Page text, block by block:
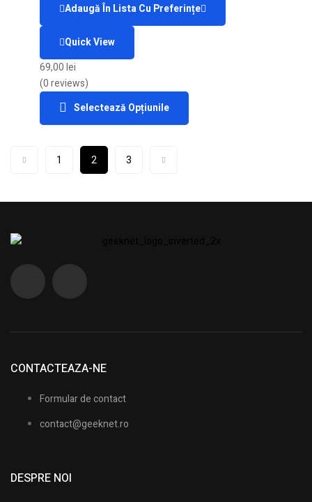
Adaugă În Lista Cu Preferințe
Quick View
69,00lei
(0 reviews)
Selectează Opțiunile
1 2 3
CONTACTEAZA-NE
Formular de contact
contact@geeknet.ro
DESPRE NOI